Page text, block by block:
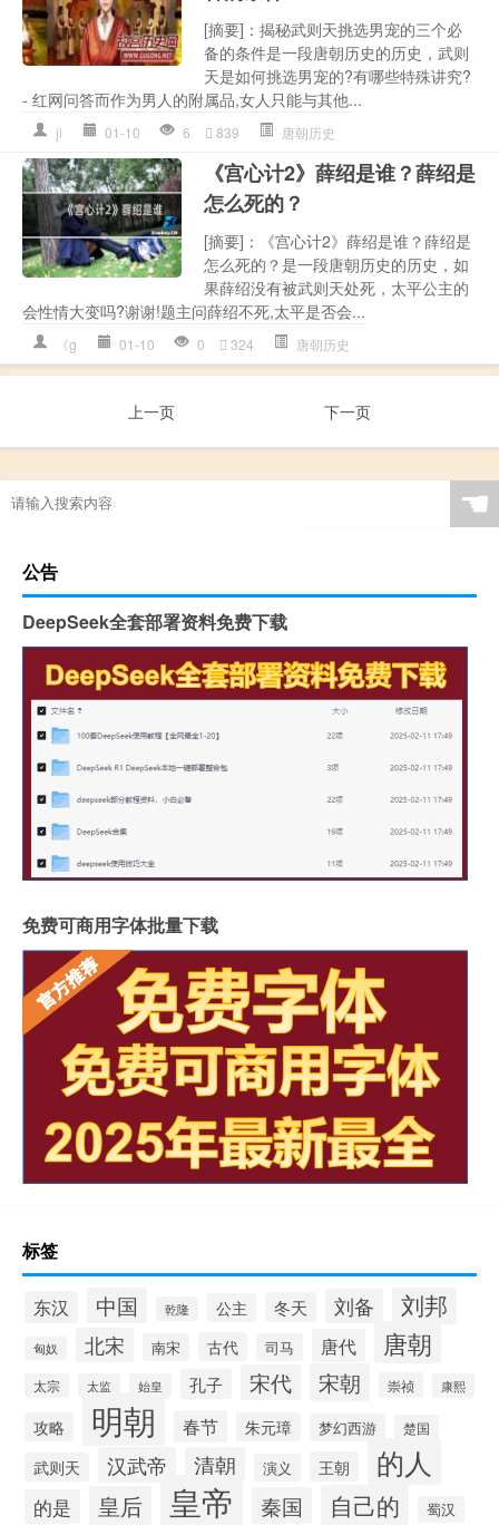
[摘要]：揭秘武则天挑选男宠的三个必
备的条件是一段唐朝历史的历史，武则
天是如何挑选男宠的?有哪些特殊讲究?
- 红网问答而作为男人的附属品,女人只能与其他...
jl 01-10 6 839 唐朝历史
《宫心计2》薛绍是谁？薛绍是
怎么死的？
[摘要]：《宫心计2》薛绍是谁？薛绍是
怎么死的？是一段唐朝历史的历史，如
果薛绍没有被武则天处死，太平公主的
会性情大变吗?谢谢!题主问薛绍不死,太平是否会...
《g 01-10 0 324 唐朝历史
上一页 下一页
☚
公告
DeepSeek全套部署资料免费下载
免费可商用字体批量下载
标签
东汉 中国 乾隆 公主 冬天 刘备 刘邦
匈奴 北宋 南宋 古代 司马 唐代 唐朝
太宗 太监 始皇 孔子 宋代 宋朝 崇祯 康熙
攻略 明朝 春节 朱元璋 梦幻西游 楚国
武则天 汉武帝 清朝 演义 王朝 的人
的是 皇后 皇帝 秦国 自己的 蜀汉